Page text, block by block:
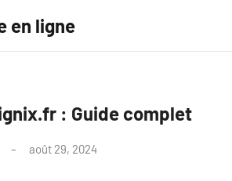
en ligne
: Guide complet
août 29, 2024